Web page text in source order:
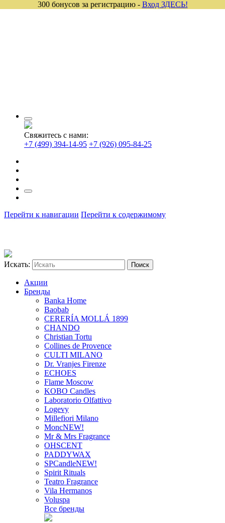
Свяжитесь с нами:
+7 (499) 394-14-95 +7 (926) 095-84-25
Перейти к навигации Перейти к содержимому
Искать:
Акции
Бренды
Banka Home
Baobab
CERERÍA MOLLÁ 1899
CHANDO
Christian Tortu
Collines de Provence
CULTI MILANO
Dr. Vranjes Firenze
ECHOES
Flame Moscow
KOBO Candles
Laboratorio Olfattivo
Logevy
Millefiori Milano
MoncNEW!
Mr & Mrs Fragrance
OHSCENT
PADDYWAX
SPCandleNEW!
Spirit Rituals
Teatro Fragrance
Vila Hermanos
Voluspa
Все бренды
300 бонусов за регистрацию - Вход ЗДЕСЬ!